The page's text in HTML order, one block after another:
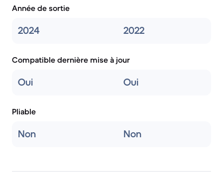
Année de sortie
2024 2022
Compatible dernière mise à jour
Oui Oui
Pliable
Non Non